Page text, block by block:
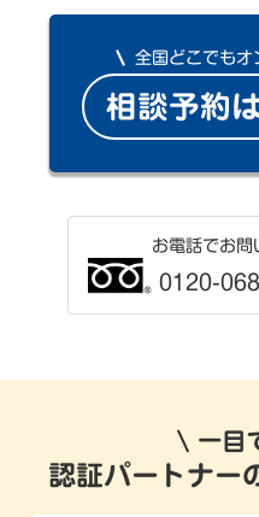
全国どこでもオ
相談予約
お電話でお問
0120-
一目
認証パートナー